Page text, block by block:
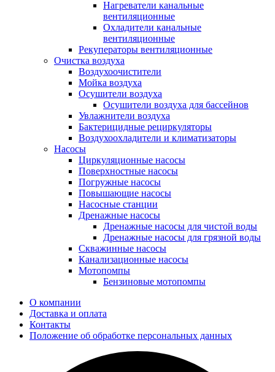
Нагреватели канальные
вентиляционные
Охладители канальные
вентиляционные
Рекуператоры вентиляционные
Очистка воздуха
Воздухоочистители
Мойка воздуха
Осушители воздуха
Осушители воздуха для бассейнов
Увлажнители воздуха
Бактерицидные рециркуляторы
Воздухоохладители и климатизаторы
Насосы
Циркуляционные насосы
Поверхностные насосы
Погружные насосы
Повышающие насосы
Насосные станции
Дренажные насосы
Дренажные насосы для чистой воды
Дренажные насосы для грязной воды
Скважинные насосы
Канализационные насосы
Мотопомпы
Бензиновые мотопомпы
О компании
Доставка и оплата
Контакты
Положение об обработке персональных данных